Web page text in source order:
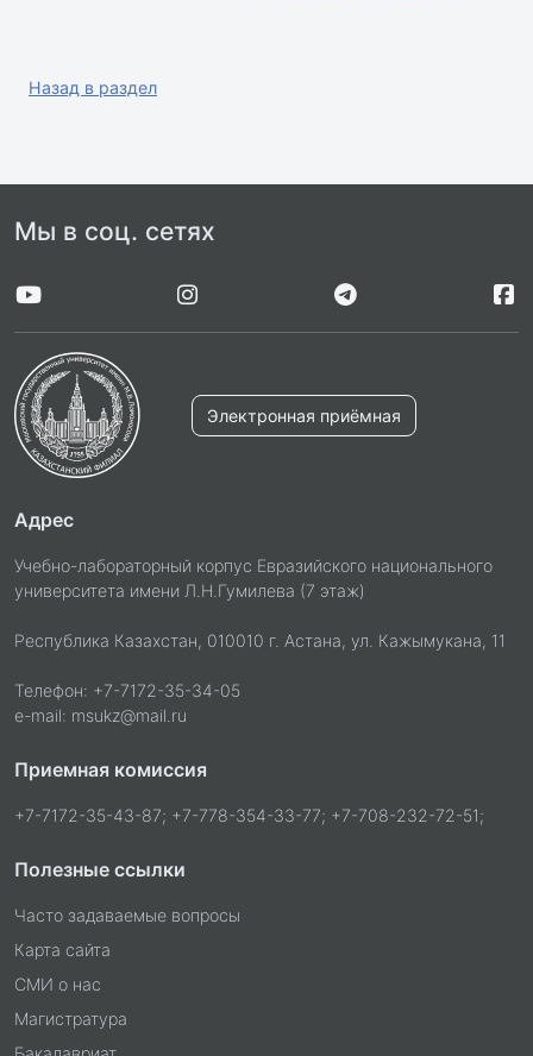
Назад в раздел
Мы в соц. сетях
Электронная приёмная
Адрес
Учебно-лабораторный корпус Евразийского национального
университета имени Л.Н.Гумилева (7 этаж)
Республика Казахстан, 010010 г. Астана, ул. Кажымукана, 11
Телефон: +7-7172-35-34-05
e-mail: msukz@mail.ru
Приемная комиссия
+7-7172-35-43-87; +7-778-354-33-77; +7-708-232-72-51;
Полезные ссылки
Часто задаваемые вопросы
Карта сайта
СМИ о нас
Магистратура